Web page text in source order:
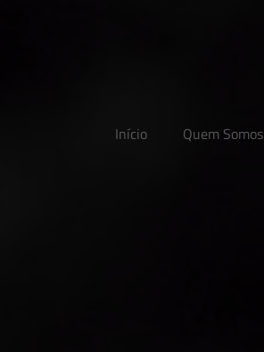
Início Quem Somos